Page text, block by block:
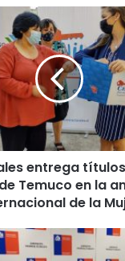
entrega
Temuco en la
de la